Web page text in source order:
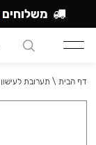
דף הבית \ תערובת לעישון
משלוחים